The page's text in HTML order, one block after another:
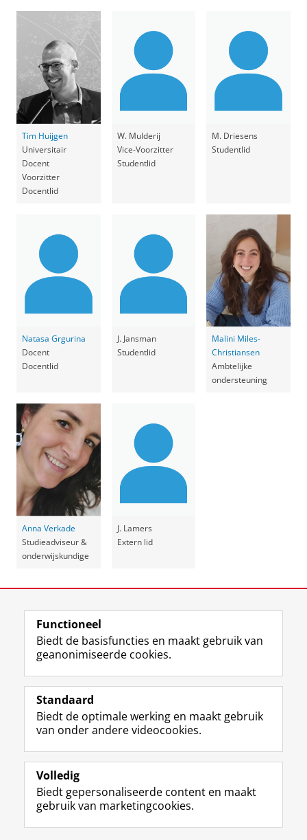
Tim Huijgen
Universitair
Docent
Voorzitter
Docentlid
W. Mulderij
Vice-Voorzitter
Studentlid
M. Driesens
Studentlid
Natasa Grgurina
Docent
Docentlid
J. Jansman
Studentlid
Malini Miles-
Christiansen
Ambtelijke
ondersteuning
Anna Verkade
Studieadviseur &
onderwijskundige
J. Lamers
Extern lid
View this page in:
Volg de RUG
F
a
e
b
o
p
a
g
i
L
i
k
e
I
-
p
a
g
R
S
-
f
e
R
i
k
I
n
t
r
m
-
c
Y
o
T
e
k
a
a
Studiekiezers
Alumni
Over ons
Functioneel
Biedt de basisfuncties en maakt gebruik van
geanonimiseerde cookies.
Standaard
Biedt de optimale werking en maakt gebruik
van onder andere videocookies.
Volledig
Biedt gepersonaliseerde content en maakt
gebruik van marketingcookies.